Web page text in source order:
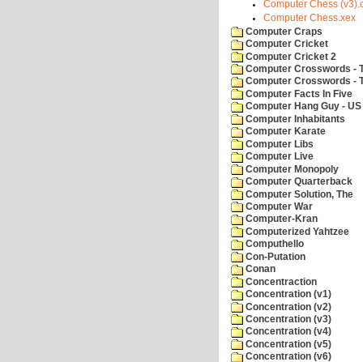
Computer Chess
Computer Chess.xex
Computer Craps
Computer Cricket
Computer Cricket 2
Computer Crosswords -
Computer Crosswords -
Computer Facts In Five
Computer Hang Guy -
Computer Inhabitants
Computer Karate
Computer Libs
Computer Live
Computer Monopoly
Computer Quarterback
Computer Solution, The
Computer War
Computer-Kran
Computerized Yahtzee
Computhello
Con-Putation
Conan
Concentraction
Concentration (v1)
Concentration (v2)
Concentration (v3)
Concentration (v4)
Concentration (v5)
Concentration (v6)